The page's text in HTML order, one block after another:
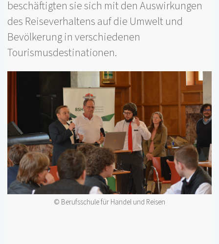
beschäftigten sie sich mit den Auswirkungen
des Reiseverhaltens auf die Umwelt und
Bevölkerung in verschiedenen
Tourismusdestinationen.
© Berufsschule für Handel und Reisen